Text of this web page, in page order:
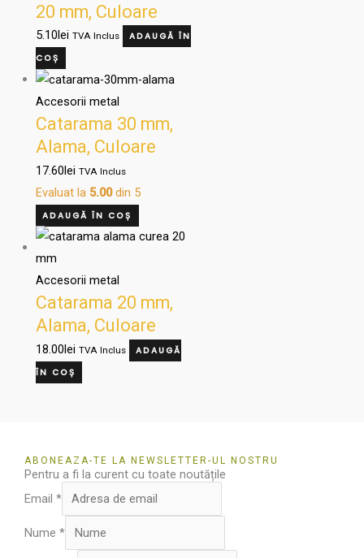
20 mm, Culoare
NIKEL , Cod 26886
5.10 lei TVA Inclus
ADAUGĂ ÎN
COȘ
Accesorii metal
Catarama 30 mm,
Alama, Culoare
OTTONE, 222/30
17.60lei TVA Inclus
Evaluat la 5.00din 5
ADAUGĂ ÎN COȘ
Accesorii metal
Catarama 20 mm,
Alama, Culoare
OTTONE, 27610
18.00lei TVA Inclus
ADAUGĂ
ÎN COȘ
ABONEAZA-TE LA NEWSLETTER-UL NOSTRU
Pentru a fi la curent cu toate noutățile
Nume *
Email *